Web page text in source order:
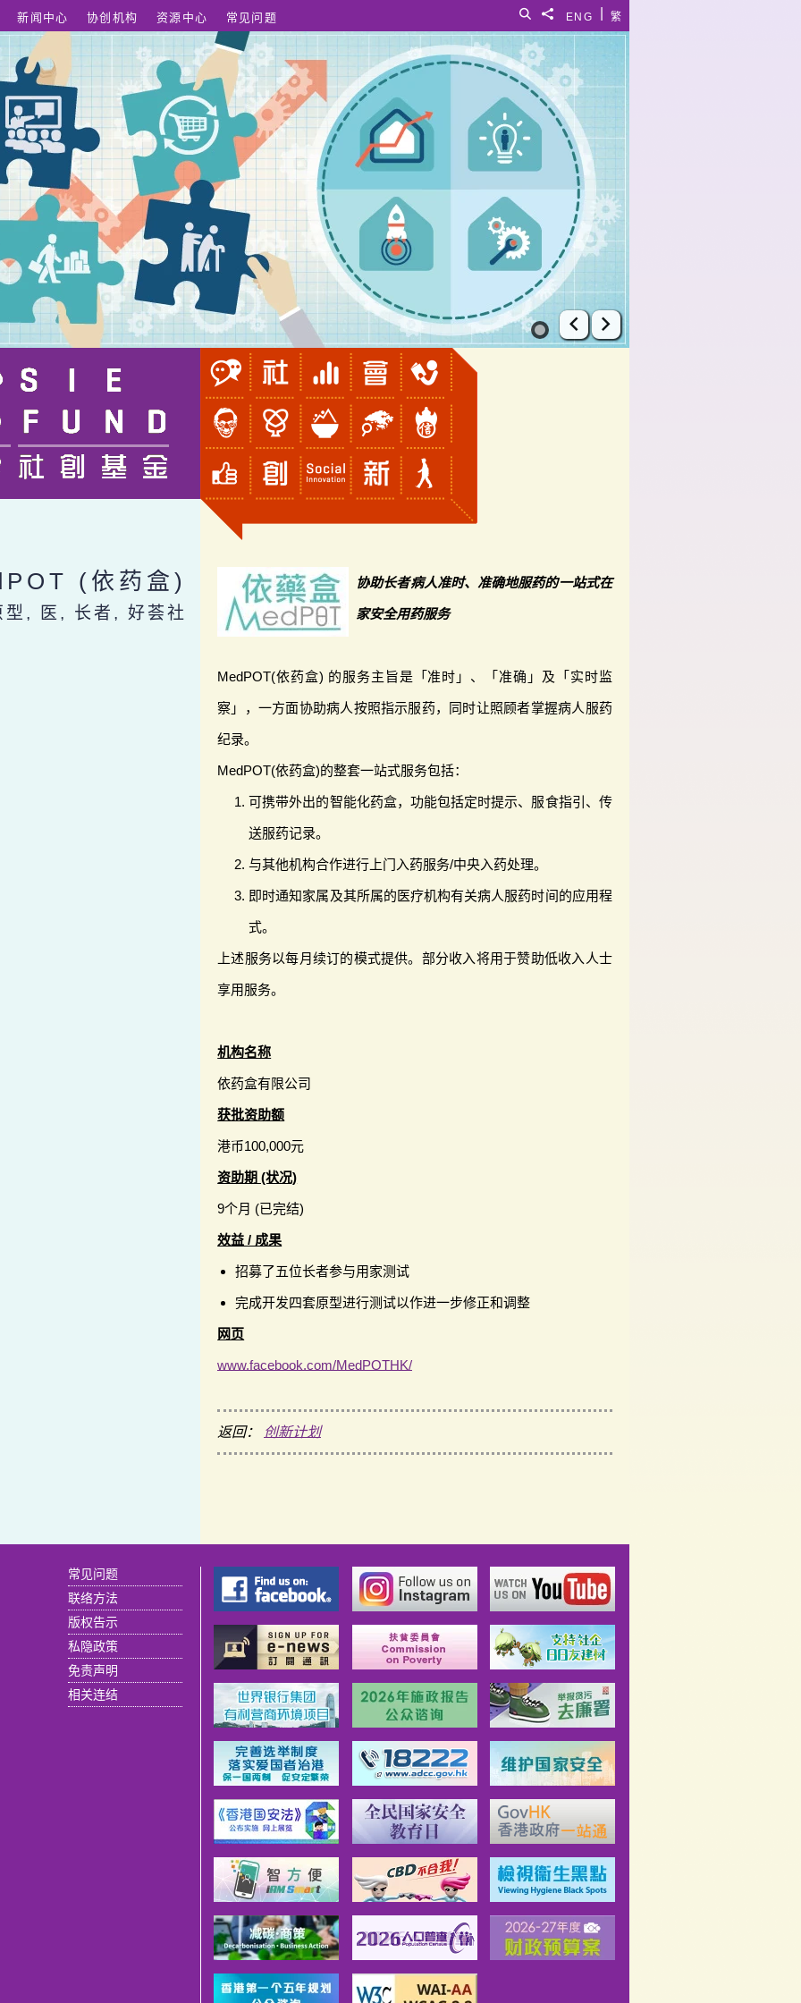
繁
ENG
分享給
搜寻
新闻中心 协创机构 资源中心 常见问题
上一张幻灯片
下一张幻灯片
(依药盒)
型, 医, 长者, 好荟社
协助长者病人准时、准确地服药的一站式在
家安全用药服务
MedPOT(依药盒) 的服务主旨是「准时」、「准确」及「实时监
察」，一方面协助病人按照指示服药，同时让照顾者掌握病人服药
纪录。
MedPOT(依药盒)的整套一站式服务包括：
可携带外出的智能化药盒，功能包括定时提示、服食指引、传
送服药记录。
与其他机构合作进行上门入药服务/中央入药处理。
即时通知家属及其所属的医疗机构有关病人服药时间的应用程
式。
上述服务以每月续订的模式提供。部分收入将用于赞助低收入人士
享用服务。
机构名称
依药盒有限公司
获批资助额
港币100,000元
资助期 (状况)
9个月 (已完结)
效益 / 成果
招募了五位长者参与用家测试
完成开发四套原型进行测试以作进一步修正和调整
网页
www.facebook.com/MedPOTHK/
返回： 创新计划
常见问题
联络方法
版权告示
私隐政策
免责声明
相关连结